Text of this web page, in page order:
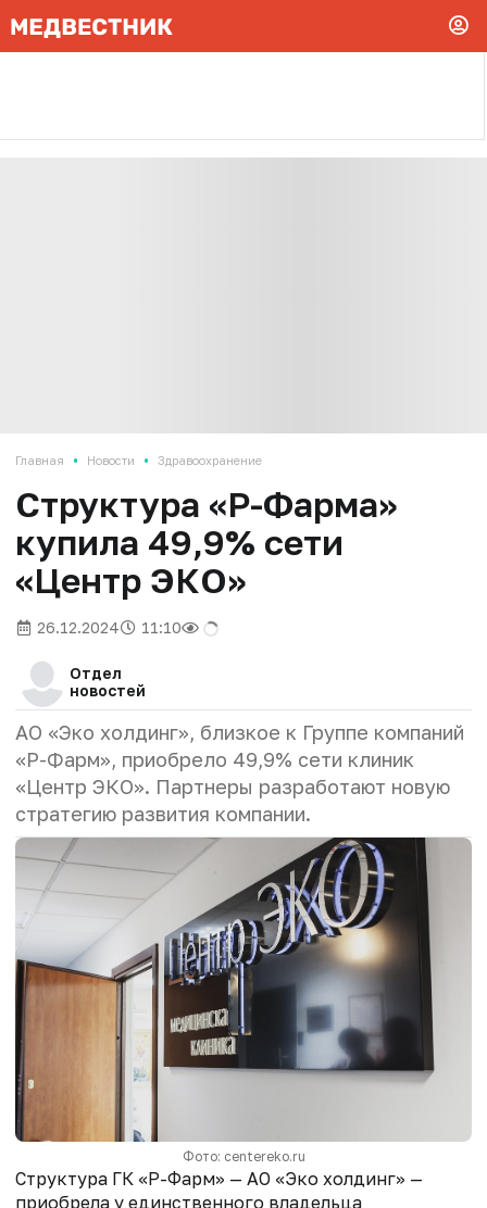
Главная • Новости • Здравоохранение
Структура «Р-Фарма»
купила 49,9% сети
«Центр ЭКО»
26.12.2024 11:10
Отдел
новостей
АО «Эко холдинг», близкое к Группе компаний
«Р-Фарм», приобрело 49,9% сети клиник
«Центр ЭКО». Партнеры разработают новую
стратегию развития компании.
Фото: centereko.ru
Структура ГК «Р-Фарм» — АО «Эко холдинг» —
приобрела у единственного владельца